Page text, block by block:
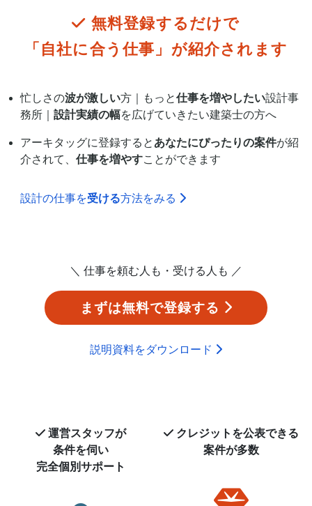
無料登録するだけで
「自社に合う仕事」が紹介されます
忙しさの波が激しい方｜もっと仕事を増やしたい設計事
務所｜ 設計実績の幅を広げていきたい建築士の方へ
アーキタッグに登録すると あなたにぴったりの案件が紹
介されて、 仕事を増やすことができます
設計の仕事を受ける方法をみる
＼ 仕事を頼む人も・受ける人も ／
まずは無料で登録する
説明資料をダウンロード
運営スタッフが
条件を伺い
完全個別サポート
クレジットを公表できる
案件が多数